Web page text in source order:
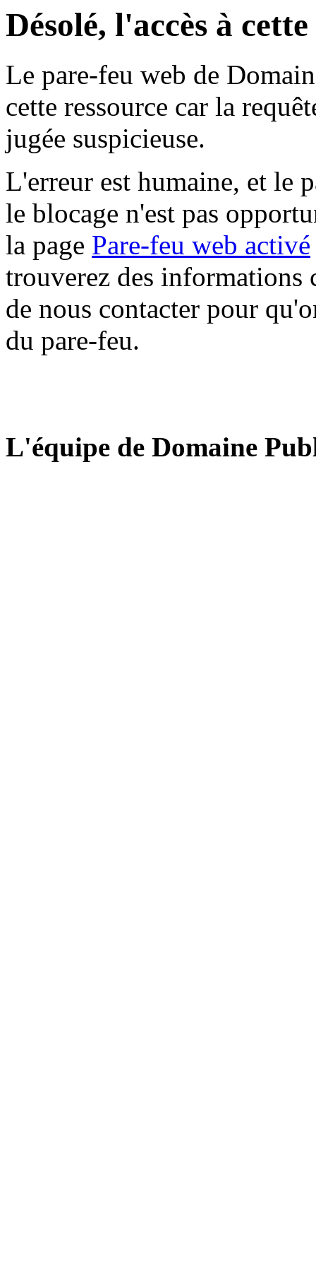
Désolé, l'accès à
Le pare-feu web de
cette ressource car la
jugée suspicieuse.
L'erreur est humaine, et le
le blocage n'est pas
la page Pare-feu web activé
trouverez des informations
de nous contacter pour
du pare-feu.
L'équipe de Domaine